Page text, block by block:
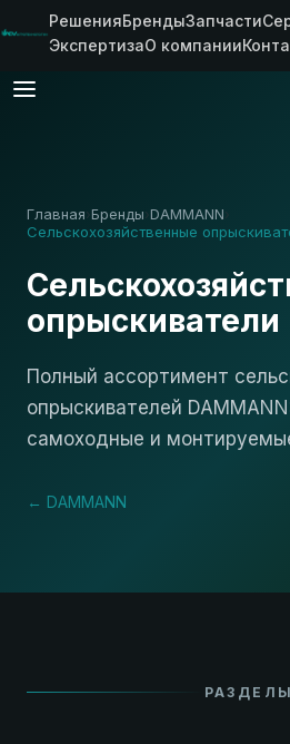
РешенияБрендыЗапчасти
ЭкспертизаО компании
Главная› Бренды DAMMANN
Сельскохозяйственные
опрыскиватели
Полный ассортимент
опрыскивателей
самоходные и
← DAMMANN
РАЗДЕЛЫ